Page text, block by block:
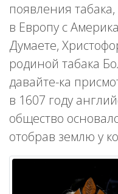
появления
в Европу с
Думаете,
родиной табака
давайте-ка
в 1607 году
общество
отобрав землю у